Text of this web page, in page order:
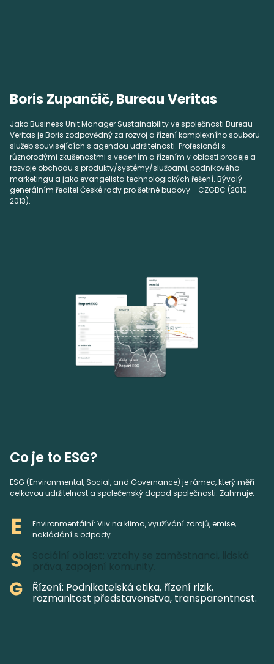
Boris Zupančič, Bureau Veritas
Jako Business Unit Manager Sustainability ve společnosti Bureau
Veritas je Boris zodpovědný za rozvoj a řízení komplexního souboru
služeb souvisejících s agendou udržitelnosti. Profesionál s
různorodými zkušenostmi s vedením a řízením v oblasti prodeje a
rozvoje obchodu s produkty/systémy/službami, podnikového
marketingu a jako evangelista technologických řešení. Bývalý
generálním ředitel České rady pro šetrné budovy - CZGBC (2010-
2013).
Co je to ESG?
ESG (Environmental, Social, and Governance) je rámec, který měří
celkovou udržitelnost a společenský dopad společnosti. Zahrnuje:
Environmentální: Vliv na klima, využívání zdrojů, emise,
nakládání s odpady.
Řízení: Podnikatelská etika, řízení rizik,
rozmanitost představenstva, transparentnost.